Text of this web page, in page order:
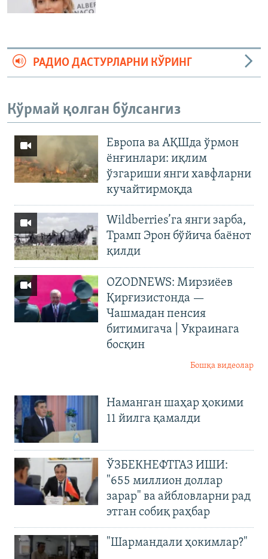
РАДИО ДАСТУРЛАРНИ КЎРИНГ
Кўрмай қолган бўлсангиз
Европа ва АҚШда ўрмон
ёнғинлари: иқлим
ўзгариши янги хавфларни
кучайтирмоқда
Wildberries’га янги зарба,
Трамп Эрон бўйича баёнот
қилди
OZODNEWS: Мирзиёев
Қирғизистонда —
Чашмадан пенсия
битимигача | Украинага
босқин
Бошқа видеолар
Наманган шаҳар ҳокими
11 йилга қамалди
ЎЗБЕКНЕФТГАЗ ИШИ:
"655 миллион доллар
зарар" ва айбловларни рад
этган собиқ раҳбар
"Шармандали ҳокимлар?"